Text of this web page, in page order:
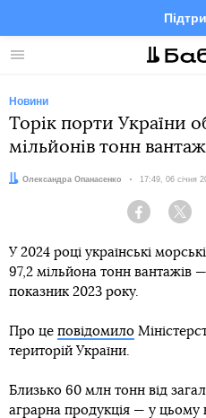
Меню
Новини
Торік порти України
мільйонів тонн
Автор:
Олександра Опанасенко Дата:
17:49, 06 січня
Facebook
У 2024 році українські
97,2 мільйона тонн вантажів
показник 2023 року.
Про це повідомило
територій України.
Близько 60 млн тонн від
аграрна продукція — у цьому